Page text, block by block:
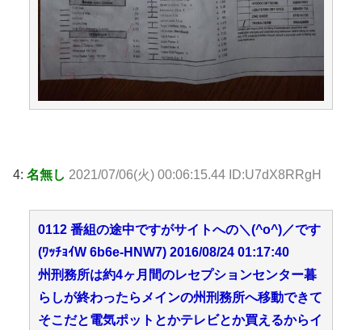
4: 名無し 2021/07/06(火) 00:06:15.44 ID:U7dX8RRgH
0112 番組の途中ですがサイトへの＼(^o^)／です
(ﾜｯﾁｮｲW 6b6e-HNW7) 2016/08/24 01:17:40
州刑務所は約4ヶ月間のレセプションセンター暮
らしが終わったらメインの州刑務所へ移動できて
そこだと電気ポットとかテレビとか買えるからイ